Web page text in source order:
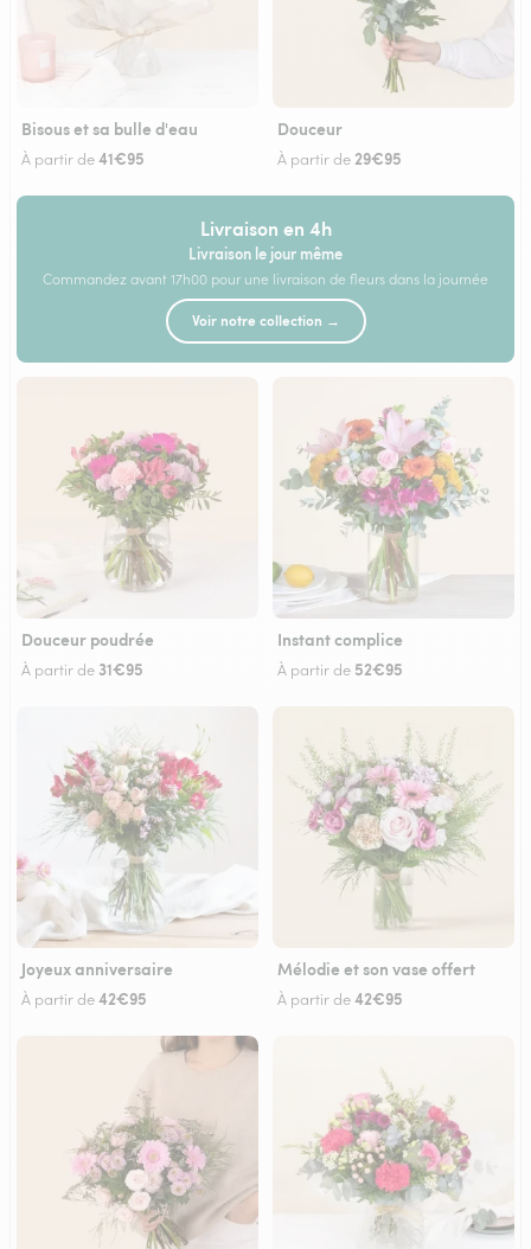
Bisous et sa bulle d'eau
À partir de41€95
Douceur
À partir de29€95
Livraison en 4h
Livraison le jour même
Commandez avant 17h00 pour une livraison de fleurs dans la journée
Voir notre collection →
Douceur poudrée
À partir de 31€95
Instant complice
À partir de 52€95
Joyeux anniversaire
À partir de42€95
Mélodie et son vase offert
À partir de42€95